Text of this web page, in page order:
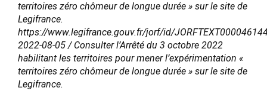
territoires zéro chômeur de longue durée » sur le site de
Legifrance.
https://www.legifrance.gouv.fr/jorf/id/
2022-08-05 / Consulter l’Arrêté du 3 octobre 2022
habilitant les territoires pour mener l’expérimentation «
territoires zéro chômeur de longue durée » sur le site de
Legifrance.